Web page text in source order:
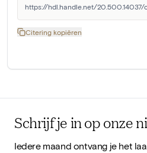
https://hdl.handle.net/20.500.14037/
Citering kopiëren
Schrijf je in op onze
Iedere maand ontvang je het